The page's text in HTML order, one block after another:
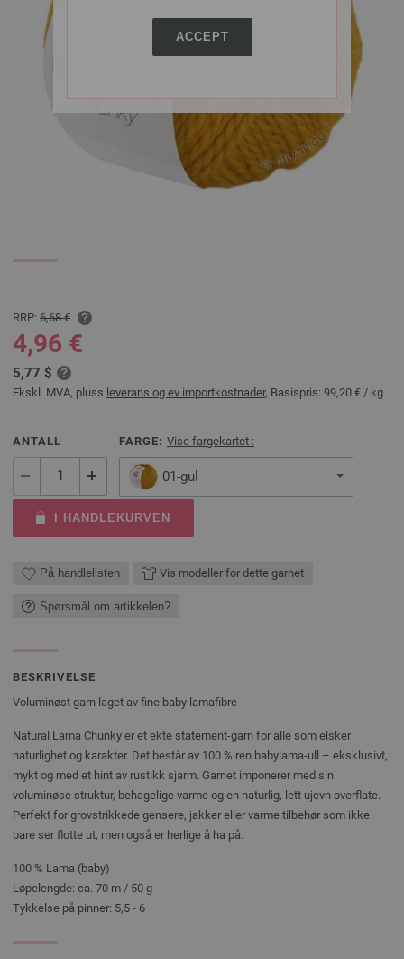
ACCEPT
RRP: 6,68 €
4,96 €
5,77 $
Ekskl. MVA, pluss leverans og ev importkostnader, Basispris: 99,20 € / kg
ANTALL FARGE: Vise fargekartet :
01-gul
I HANDLEKURVEN
På handlelisten Vis modeller for dette garnet
Spørsmål om artikkelen?
BESKRIVELSE
Voluminøst garn laget av fine baby lamafibre
Natural Lama Chunky er et ekte statement-garn for alle som elsker
naturlighet og karakter. Det består av 100 % ren babylama-ull – eksklusivt,
mykt og med et hint av rustikk sjarm. Garnet imponerer med sin
voluminøse struktur, behagelige varme og en naturlig, lett ujevn overflate.
Perfekt for grovstrikkede gensere, jakker eller varme tilbehør som ikke
bare ser flotte ut, men også er herlige å ha på.
100 % Lama (baby)
Løpelengde: ca. 70 m / 50 g
Tykkelse på pinner: 5,5 - 6